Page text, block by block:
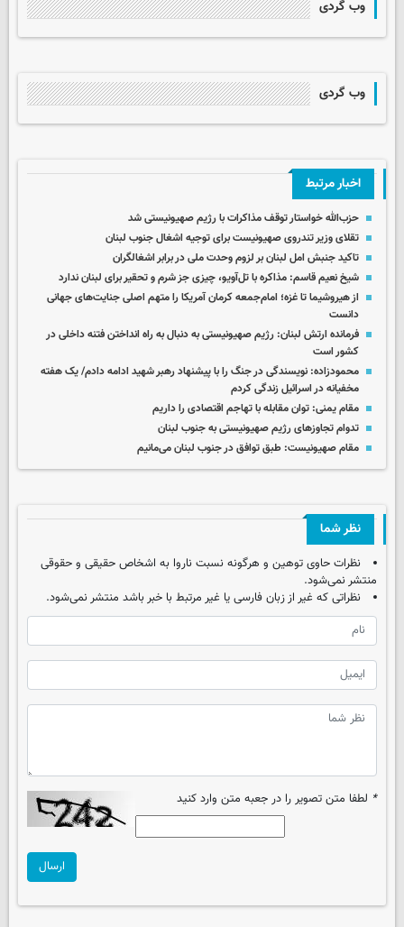
وب گردی
وب گردی
اخبار مرتبط
حزب‌الله خواستار توقف مذاکرات با رژیم صهیونیستی شد
تقلای وزیر تندروی صهیونیست برای توجیه اشغال جنوب لبنان
تاکید جنبش امل لبنان بر لزوم وحدت ملی در برابر اشغالگران
شیخ نعیم قاسم: مذاکره با تل‌آویو، چیزی جز شرم و تحقیر برای لبنان ندارد
از هیروشیما تا غزه؛ امام‌جمعه کرمان آمریکا را متهم اصلی جنایت‌های جهانی
دانست
فرمانده ارتش لبنان: رژیم صهیونیستی به دنبال به راه انداختن فتنه داخلی در
کشور است
محمودزاده: نویسندگی در جنگ را با پیشنهاد رهبر شهید ادامه دادم/ یک هفته
مخفیانه در اسرائیل زندگی کردم
مقام یمنی: توان مقابله با تهاجم اقتصادی را داریم
تدوام تجاوزهای رژیم صهیونیستی به جنوب لبنان
مقام صهیونیست: طبق توافق در جنوب لبنان می‌مانیم
نظر شما
نظرات حاوی توهین و هرگونه نسبت ناروا به اشخاص حقیقی و حقوقی
منتشر نمی‌شود.
نظراتی که غیر از زبان فارسی یا غیر مرتبط با خبر باشد منتشر نمی‌شود.
* لطفا متن تصویر را در جعبه متن وارد کنید
ارسال